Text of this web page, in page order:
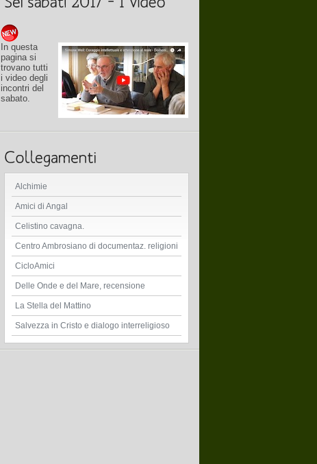
In questa
pagina si
trovano tutti
i video degli
incontri del
sabato.
Alchimie
Amici di Angal
Celistino cavagna.
Centro Ambrosiano di documentaz. religioni
CicloAmici
Delle Onde e del Mare, recensione
La Stella del Mattino
Salvezza in Cristo e dialogo interreligioso